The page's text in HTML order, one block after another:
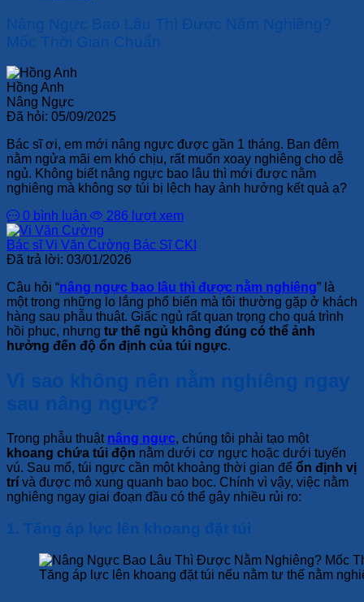
Nâng Ngực Bao Lâu Thì Được Nằm Nghiêng?
Mốc Thời Gian Chuẩn
Hồng Anh
Nâng Ngực
Đã hỏi: 05/09/2025
Bác sĩ ơi, em mới nâng ngực được gần 1 tháng. Ban đêm
nằm ngửa mãi em khó chịu, rất muốn xoay nghiêng cho dễ
ngủ. Không biết nâng ngực bao lâu thì mới được nằm
nghiêng mà không sợ túi bị lệch hay ảnh hưởng kết quả ạ?
0 bình luận
286 lượt xem
Bác sĩ Vi Văn Cường Bác Sĩ CKI
Đã trả lời: 03/01/2026
Câu hỏi “nâng ngực bao lâu thì được nằm nghiêng” là
một trong những lo lắng phổ biến mà tôi thường gặp ở khách
hàng sau phẫu thuật. Giấc ngủ rất quan trọng cho quá trình
hồi phục, nhưng tư thế ngủ không đúng có thể ảnh
hưởng đến độ ổn định của túi ngực.
Vì sao không nên nằm nghiêng ngay
sau nâng ngực?
Trong phẫu thuật nâng ngực, chúng tôi phải tạo một
khoang chứa túi độn nằm dưới cơ ngực hoặc dưới tuyến
vú. Sau mổ, túi ngực cần một khoảng thời gian để ổn định vị
trí và được mô xung quanh bao bọc. Chính vì vậy, việc nằm
nghiêng ngay giai đoạn đầu có thể gây nhiều rủi ro:
1. Tăng áp lực lên khoang đặt túi
Tăng áp lực lên khoang đặt túi nếu nằm tư thế nằm